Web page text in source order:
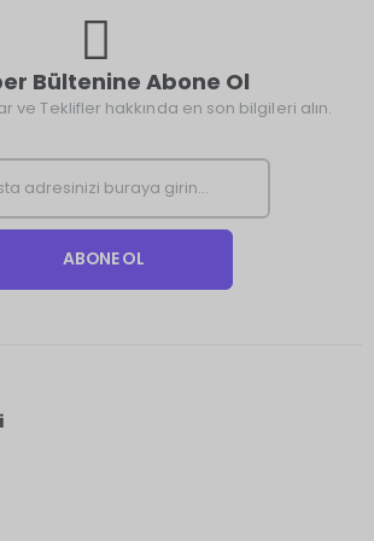
Bültenine Abone Ol
ve Teklifler hakkında en son bilgileri alın.